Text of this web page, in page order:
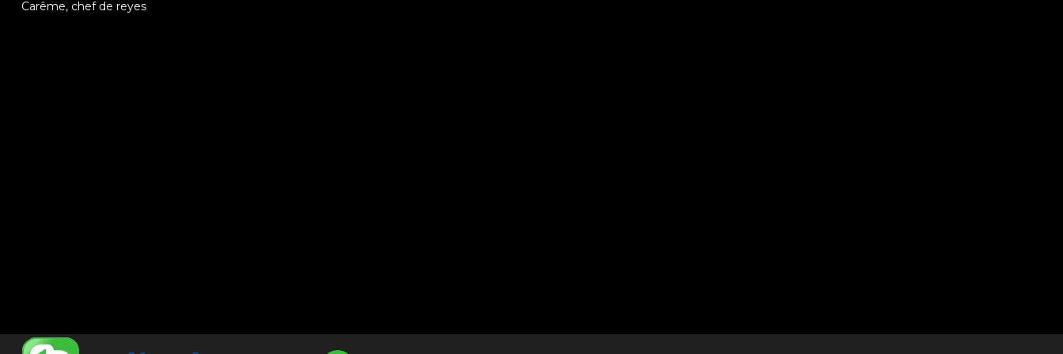
Carême, chef de reyes